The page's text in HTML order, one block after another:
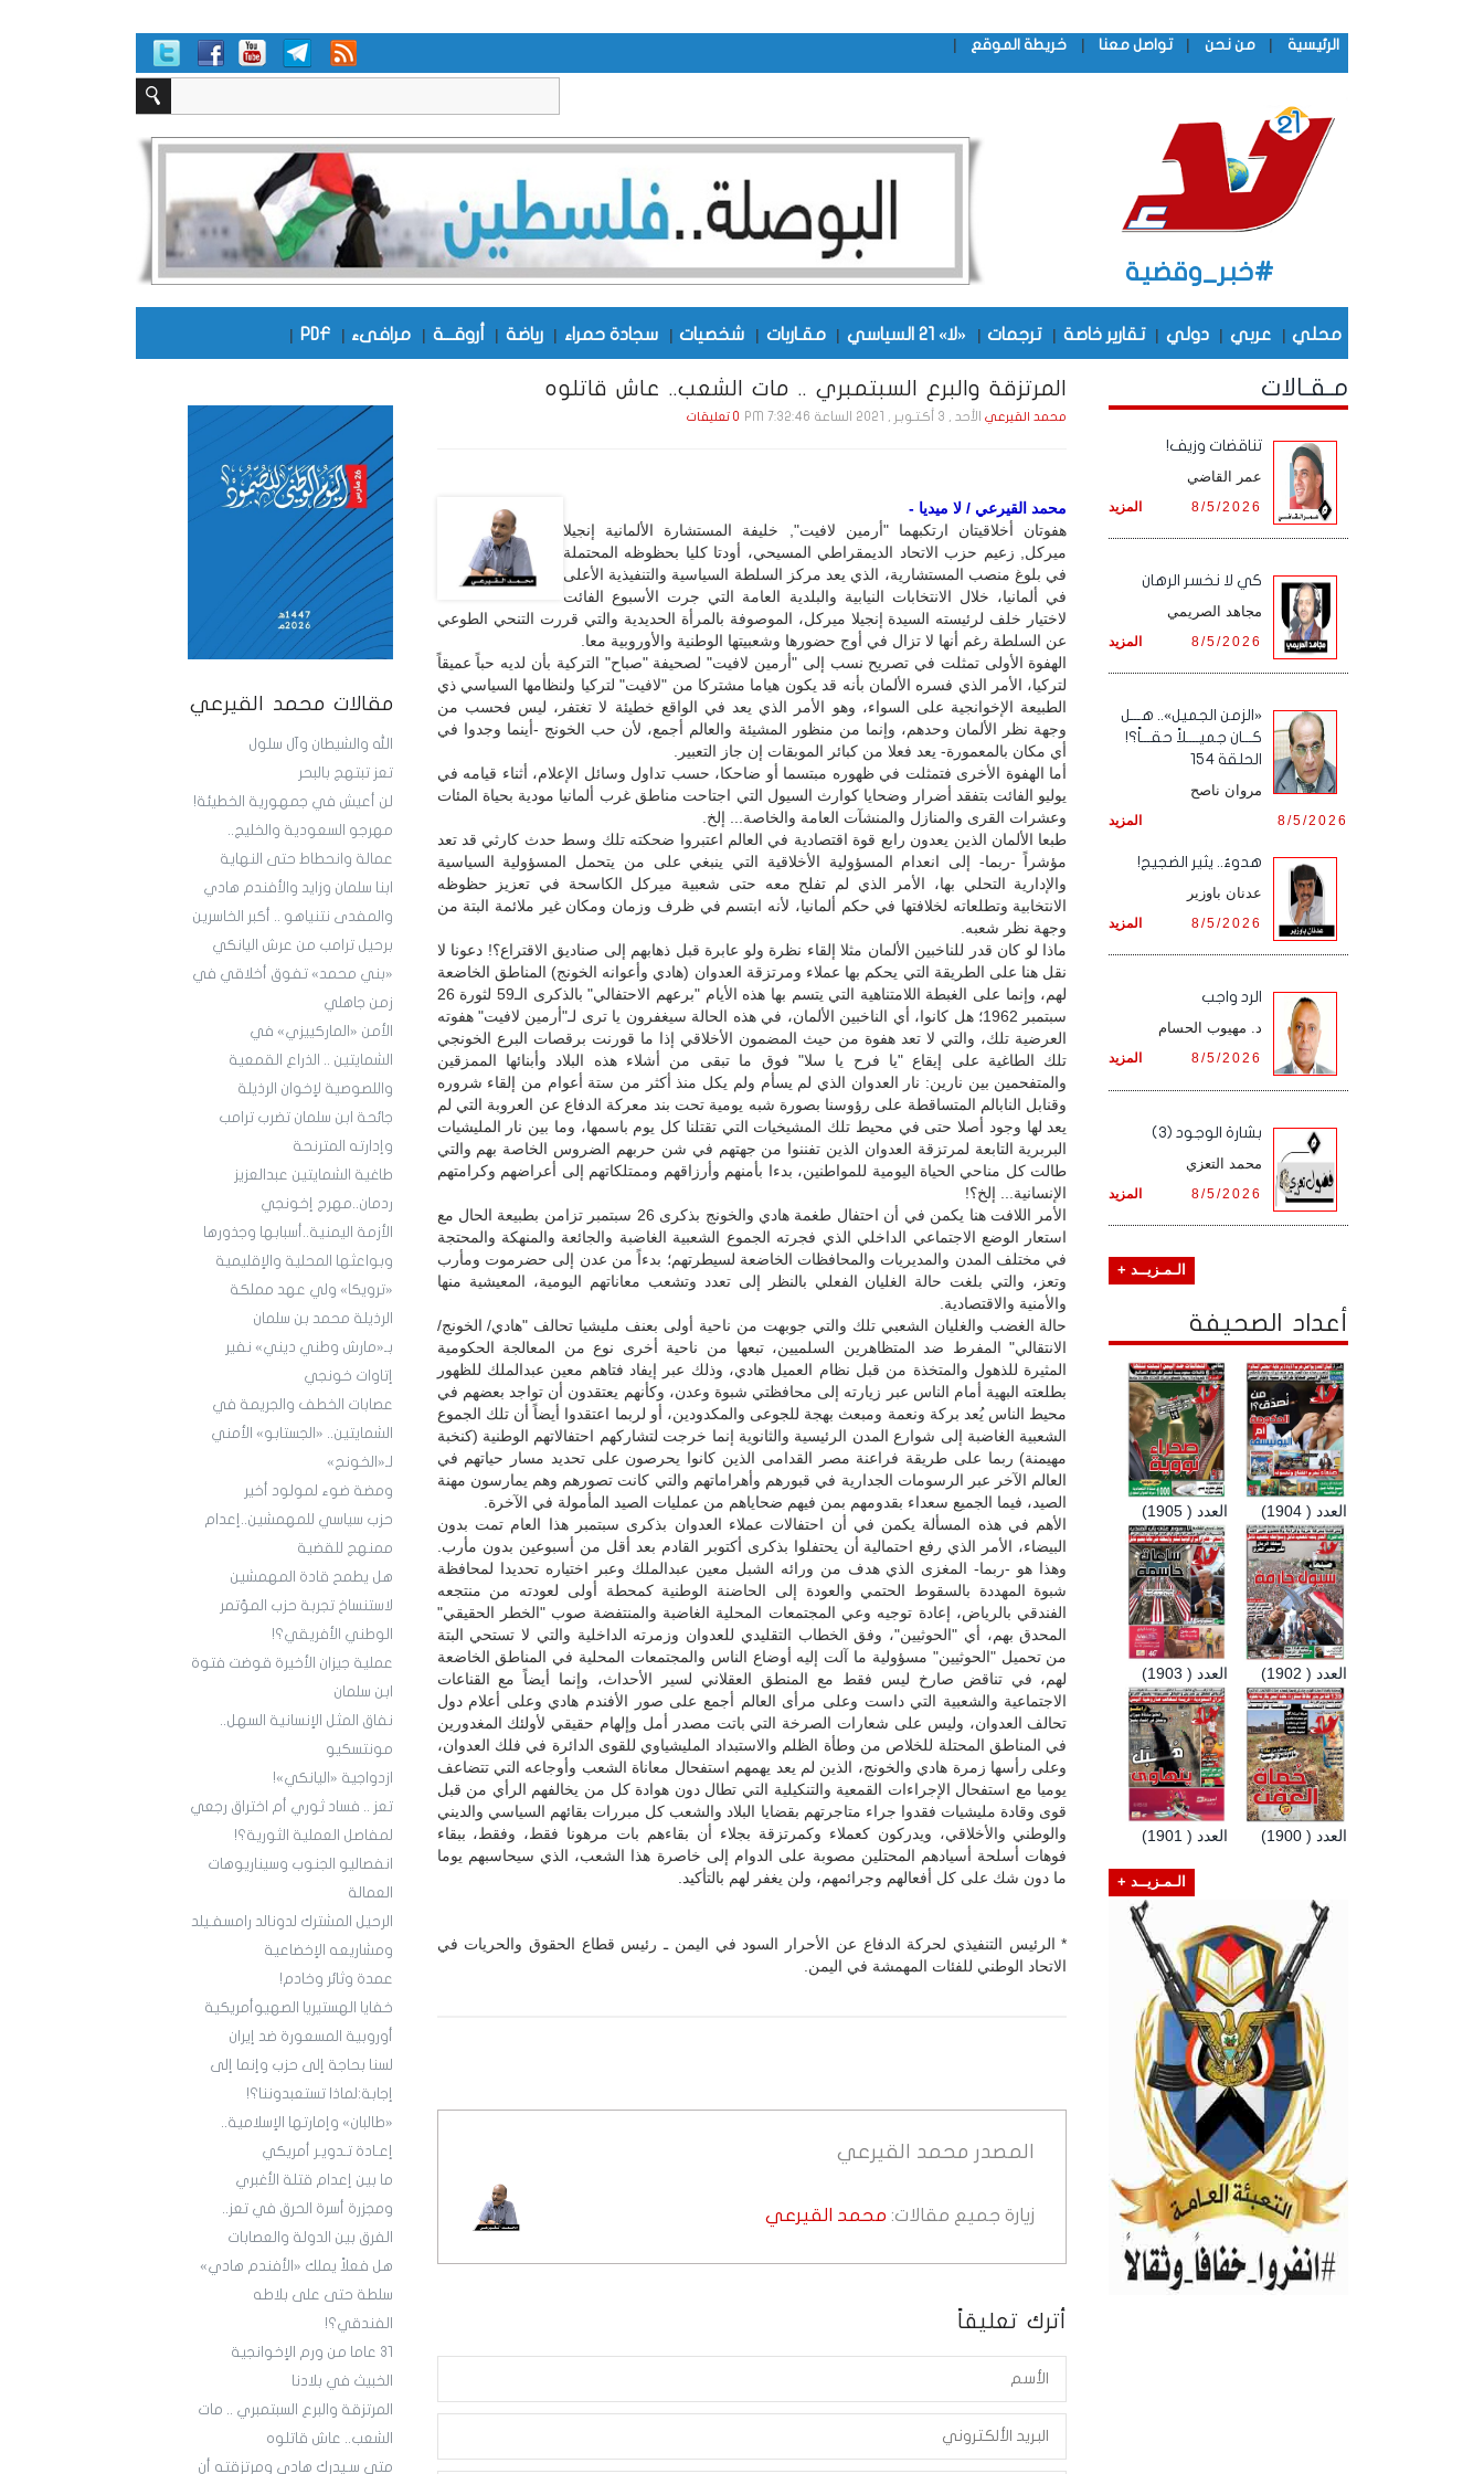
الرئيسية | من نحن | تواصل معنا | خريطة الموقع |
#خبر_وقضية
محلي | عربي | دولي | تقارير خاصة | ترجمات | «لا» 21 السياسي | مقـاربات | شخصيات | سجادة حمراء | رياضة | أروقـــة | مرافىء |
PDF
|
مقالات محمد القيرعي
الله والشيطان وآل سلول
تعز تبتهج بالبحر
لن أعيش في جمهورية الخطيئة!
مهرجو السعودية والخليج..
عمالة وانحطاط حتى النهاية
ابنا سلمان وزايد والأفندم هادي
والمفدى نتنياهو .. أكبر الخاسرين
برحيل ترامب من عرش اليانكي
«بني محمد» تفوق أخلاقي في
زمن جاهلي
الأمن «الماركييزي» في
الشمايتين .. الذراع القمعية
واللصوصية لإخوان الرذيلة
جائحة ابن سلمان تضرب ترامب
وإدارته المترنحة
طاغية الشمايتين عبدالعزيز
ردمان..مهرج إخونجي
الأزمة اليمنية..أسبابها وجذورها
وبواعثها المحلية والإقليمية
«ترويكا» ولي عهد مملكة
الرذيلة محمد بن سلمان
بـ«مارش وطني ديني» نفير
إتاوات خونجي
عصابات الخطف والجريمة في
الشمايتين.. «الجستابو» الأمني
لـ«الخونج»
ومضة ضوء لمولود أخير
حزب سياسي للمهمشين..إعدام
ممنهج للقضية
هل يطمح قادة المهمشين
لاستنساخ تجربة حزب المؤتمر
الوطني الأفريقي؟!
عملية جيزان الأخيرة قوضت فتوة
ابن سلمان
نفاق المثل الإنسانية السهل..
مونتسكيو
ازدواجية «اليانكي»!
تعز .. فساد ثوري أم اختراق رجعي
لمفاصل العملية الثورية؟!
انفصاليو الجنوب وسيناريوهات
العمالة
الرحيل المشترك لدونالد رامسفـيلد
ومشاريعه الإخضاعية
عمدة وثائر وخادم!
خفايا الهستيريا الصهيوأمريكية
أوروبية المسعورة ضد إيران
لسنا بحاجة إلى حزب وإنما إلى
إجابة:لماذا تستعبدوننا؟!
«طالبان» وإمارتها الإسلامية..
إعـادة تـدويـر أمريكي
ما بين إعدام قتلة الأغبري
ومجزرة أسرة الحرق في تعز..
الفرق بين الدولة والعصابات
هل فعلاً يملك «الأفندم هادي»
سلطة حتى على بلاطه
الفندقي؟!
3١ عاما من ورم الإخوانجية
الخبيث في بلادنا
المرتزقة والبرع السبتمبري .. مات
الشعب.. عاش قاتلوه
متى سـيدرك هادي ومرتزقته أن
المرتزقة والبرع السبتمبري .. مات الشعب.. عاش قاتلوه
محمد القيرعيالأحد , 3 أكـتـوبـر , 2021 الساعة 7:32:46 PM 0 تعليقات
محمد القيرعي / لا ميديا -
هفوتان أخلاقيتان ارتكبهما "أرمين لافيت", خليفة المستشارة الألمانية إنجيلا
ميركل, زعيم حزب الاتحاد الديمقراطي المسيحي، أودتا كليا بحظوظه المحتملة
في بلوغ منصب المستشارية، الذي يعد مركز السلطة السياسية والتنفيذية الأعلى
في ألمانيا، خلال الانتخابات النيابية والبلدية العامة التي جرت الأسبوع الفائت
لاختيار خلف لرئيسته السيدة إنجيلا ميركل، الموصوفة بالمرأة الحديدية والتي قررت التنحي الطوعي
عن السلطة رغم أنها لا تزال في أوج حضورها وشعبيتها الوطنية والأوروبية معا.
الهفوة الأولى تمثلت في تصريح نسب إلى "أرمين لافيت" لصحيفة "صباح" التركية بأن لديه حباً عميقاً
لتركيا، الأمر الذي فسره الألمان بأنه قد يكون هياما مشتركا من "لافيت" لتركيا ولنظامها السياسي ذي
الطبيعة الإخوانجية على السواء، وهو الأمر الذي يعد في الواقع خطيئة لا تغتفر، ليس فحسب من
وجهة نظر الألمان وحدهم، وإنما من منظور المشيئة والعالم أجمع، لأن حب الخونج -أينما وجدوا في
أي مكان بالمعمورة- يعد فعلا من كبائر الموبقات إن جاز التعبير.
أما الهفوة الأخرى فتمثلت في ظهوره مبتسما أو ضاحكا، حسب تداول وسائل الإعلام، أثناء قيامه في
يوليو الفائت بتفقد أضرار وضحايا كوارث السيول التي اجتاحت مناطق غرب ألمانيا مودية بحياة المئات
وعشرات القرى والمنازل والمنشآت العامة والخاصة... إلخ.
طبعا الألمان الذين يعدون رابع قوة اقتصادية في العالم اعتبروا ضحكته تلك وسط حدث كارثي قد تعد
مؤشراً -ربما- إلى انعدام المسؤولية الأخلاقية التي ينبغي على من يتحمل المسؤولية السياسية
والإدارية التحلي بها، الأمر الذي لم تفلح معه حتى شعبية ميركل الكاسحة في تعزيز حظوظه
الانتخابية وتطلعاته لخلافتها في حكم ألمانيا، لأنه ابتسم في ظرف وزمان ومكان غير ملائمة البتة من
وجهة نظر شعبه.
ماذا لو كان قدر للناخبين الألمان مثلا إلقاء نظرة ولو عابرة قبل ذهابهم إلى صناديق الاقتراع؟! دعونا لا
نقل هنا على الطريقة التي يحكم بها عملاء ومرتزقة العدوان (هادي وأعوانه الخونج) المناطق الخاضعة
لهم، وإنما على الغبطة اللامتناهية التي يتسم بها هذه الأيام "برعهم الاحتفالي" بالذكرى الـ59 لثورة 26
سبتمبر 1962؛ هل كانوا، أي الناخبين الألمان، في هذه الحالة سيغفرون يا ترى لـ"أرمين لافيت" هفوته
العرضية تلك، والتي لا تعد هفوة من حيث المضمون الأخلاقي إذا ما قورنت برقصات البرع الخونجي
تلك الطاغية على إيقاع "يا فرح يا سلا" فوق ما تبقى من أشلاء هذه البلاد وأبنائها الممزقين
والمتفحمين بين نارين: نار العدوان الذي لم يسأم ولم يكل منذ أكثر من ستة أعوام من إلقاء شروره
وقنابل النابالم المتساقطة على رؤوسنا بصورة شبه يومية تحت بند معركة الدفاع عن العروبة التي لم
يعد لها وجود أصلا حتى في محيط تلك المشيخيات التي تقتلنا كل يوم باسمها، وما بين نار المليشيات
البربرية التابعة لمرتزقة العدوان الذين تفننوا من جهتهم في شن حربهم الضروس الخاصة بهم والتي
طالت كل مناحي الحياة اليومية للمواطنين، بدءا بأمنهم وأرزاقهم وممتلكاتهم إلى أعراضهم وكرامتهم
الإنسانية... إلخ؟!
الأمر اللافت هنا يكمن في أن احتفال طغمة هادي والخونج بذكرى 26 سبتمبر تزامن بطبيعة الحال مع
استعار الوضع الاجتماعي الداخلي الذي فجرته الجموع الشعبية الغاضبة والجائعة والمنهكة والمحتجة
في مختلف المدن والمديريات والمحافظات الخاضعة لسيطرتهم؛ بدءاً من عدن إلى حضرموت ومأرب
وتعز، والتي بلغت حالة الغليان الفعلي بالنظر إلى تعدد وتشعب معاناتهم اليومية، المعيشية منها
والأمنية والاقتصادية.
حالة الغضب والغليان الشعبي تلك والتي جوبهت من ناحية أولى بعنف مليشيا تحالف "هادي/ الخونج/
الانتقالي" المفرط ضد المتظاهرين السلميين، تبعها من ناحية أخرى نوع من المعالجة الحكومية
المثيرة للذهول والمتخذة من قبل نظام العميل هادي، وذلك عبر إيفاد فتاهم معين عبدالملك للظهور
بطلعته البهية أمام الناس عبر زيارته إلى محافظتي شبوة وعدن، وكأنهم يعتقدون أن تواجد بعضهم في
محيط الناس يُعد بركة ونعمة ومبعث بهجة للجوعى والمكدودين، أو لربما اعتقدوا أيضاً أن تلك الجموع
الشعبية الغاضبة إلى شوارع المدن الرئيسية والثانوية إنما خرجت لتشاركهم احتفالاتهم الوطنية (كنخبة
مهيمنة) ربما على طريقة فراعنة مصر القدامى الذين كانوا يحرصون على تحديد مسار حياتهم في
العالم الآخر عبر الرسومات الجدارية في قبورهم وأهراماتهم والتي كانت تصورهم وهم يمارسون مهنة
الصيد، فيما الجميع سعداء بقدومهم بمن فيهم ضحاياهم من عمليات الصيد المأمولة في الآخرة.
الأهم في هذه المسألة يكمن في أن احتفالات عملاء العدوان بذكرى سبتمبر هذا العام تمت بدون
البيضاء، الأمر الذي رفع احتمالية أن يحتفلوا بذكرى أكتوبر القادم بعد أقل من أسبوعين بدون مأرب.
وهذا هو -ربما- المغزى الذي هدف من ورائه الشبل معين عبدالملك وعبر اختياره تحديدا لمحافظة
شبوة المهددة بالسقوط الحتمي والعودة إلى الحاضنة الوطنية كمحطة أولى لعودته من منتجعه
الفندقي بالرياض، إعادة توجيه وعي المجتمعات المحلية الغاضبة والمنتفضة صوب "الخطر الحقيقي"
المحدق بهم، أي "الحوثيين"، وفق الخطاب التقليدي للعدوان وزمرته الداخلية والتي لا تستحي البتة
من تحميل "الحوثيين" مسؤولية ما آلت إليه أوضاع الناس والمجتمعات المحلية في المناطق الخاضعة
لهم، في تناقض صارخ ليس فقط مع المنطق العقلاني لسير الأحداث، وإنما أيضاً مع القناعات
الاجتماعية والشعبية التي داست وعلى مرأى العالم أجمع على صور الأفندم هادي وعلى أعلام دول
تحالف العدوان، وليس على شعارات الصرخة التي باتت مصدر أمل وإلهام حقيقي لأولئك المغدورين
في المناطق المحتلة للخلاص من وطأة الظلم والاستبداد المليشياوي للقوى الدائرة في فلك العدوان،
وعلى رأسها زمرة هادي والخونج، الذين لم يعد يهمهم استفحال معاناة الشعب وأوجاعه التي تتضاعف
يوميا مع استفحال الإجراءات القمعية والتنكيلية التي تطال دون هوادة كل من يخالفهم الرأي من قبل
قوى وقادة مليشيات فقدوا جراء متاجرتهم بقضايا البلاد والشعب كل مبررات بقائهم السياسي والديني
والوطني والأخلاقي، ويدركون كعملاء وكمرتزقة بجلاء أن بقاءهم بات مرهونا فقط، وفقط، ببقاء
فوهات أسلحة أسيادهم المحتلين مصوبة على الدوام إلى خاصرة هذا الشعب، الذي سيحاسبهم يوما
ما دون شك على كل أفعالهم وجرائمهم، ولن يغفر لهم بالتأكيد.
* الرئيس التنفيذي لحركة الدفاع عن الأحرار السود في اليمن ـ رئيس قطاع الحقوق والحريات في
الاتحاد الوطني للفئات المهمشة في اليمن.
المصدر محمد القيرعي
زيارة جميع مقالات: محمد القيرعي
أترك تعليقاً
مـقـالات
تناقضات وزيف!
عمر القاضي
المزيد 8/5/2026
كي لا نخسر الرهان
مجاهد الصريمي
المزيد 8/5/2026
«الزمن الجميل».. هـــل
كـــان جميــــلاً حقـــاً؟!
الحلقة 154
مروان ناصح
المزيد 8/5/2026
هدوءٌ.. يثير الضجيج!
عدنان باوزير
المزيد 8/5/2026
الرد واجب
د. مهيوب الحسام
المزيد 8/5/2026
بشارة الوجود (3)
محمد التعزي
المزيد 8/5/2026
الـمـزيــد +
أعداد الصحيفة
العدد ( 1905) العدد ( 1904)
العدد ( 1903) العدد ( 1902)
العدد ( 1901) العدد ( 1900)
الـمـزيــد +